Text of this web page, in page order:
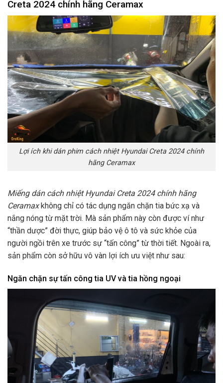
Creta 2024 chính hãng Ceramax
Lợi ích khi dán phim cách nhiệt Hyundai Creta 2024 chính
hãng Ceramax
Miếng dán cách nhiệt Hyundai Creta 2024 chính hãng
Ceramax không chỉ có tác dụng ngăn chặn tia bức xạ và
nắng nóng từ mặt trời. Mà sản phẩm này còn được ví như
“thần dược” đời thực, giúp bảo vệ ô tô và sức khỏe của
người ngồi trên xe trước sự “tấn công” từ thời tiết. Ngoài ra,
sản phẩm còn sở hữu vô vàn lợi ích ưu việt như sau:
Ngăn chặn sự tấn công tia UV và tia hồng ngoại